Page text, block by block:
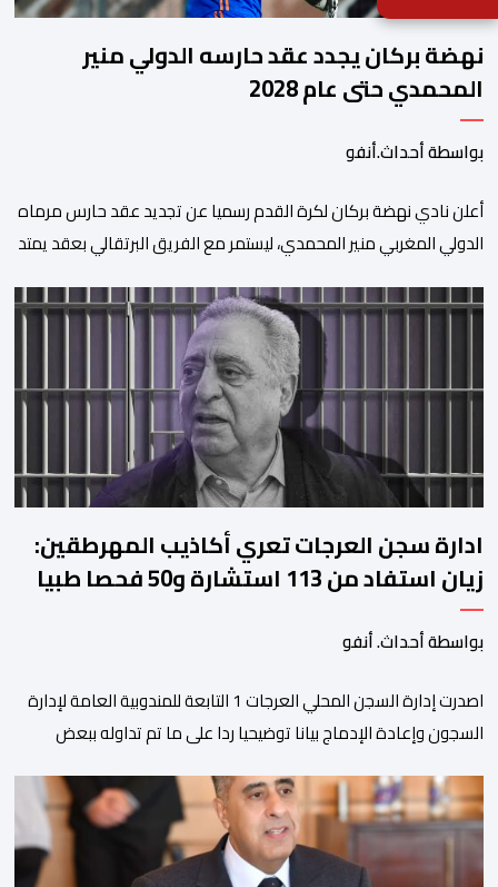
نهضة بركان يجدد عقد حارسه الدولي منير
المحمدي حتى عام 2028
بواسطة أحداث.أنفو
​أعلن نادي نهضة بركان لكرة القدم رسميا عن تجديد عقد حارس مرماه
الدولي المغربي منير المحمدي، ليستمر مع الفريق البرتقالي بعقد يمتد
على منصات التواصل الاجتماعي، مصحوبا بعبارة “الرحلة مستمرة”، في
إشارة إلى رغبة الإدارة في الحفاظ على ركائز الفريق والتعزيز من
ادارة سجن العرجات تعري أكاذيب المهرطقين:
زيان استفاد من 113 استشارة و50 فحصا طبيا
بواسطة أحداث. أنفو
اصدرت إدارة السجن المحلي العرجات 1 التابعة للمندوبية العامة لإدارة
السجون وإعادة الإدماج بيانا توضيحيا ردا على ما تم تداوله ببعض
زيان، المعتقل بالمؤسسة ذاتها، وذلك لتنوير الرأي العام بالحقائق
والمعطيات الدقيقة.واوضحت إدارة المؤسسة السجنية أن المعني
بالأمر يستفيد منذ إيداعه من تتبع طبي منتظم ومستمر وفقا […]